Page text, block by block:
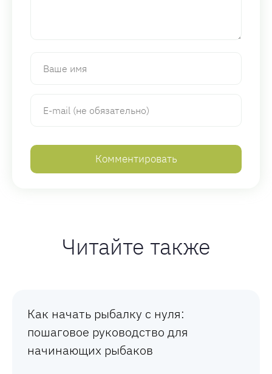
Читайте также
Как начать рыбалку с нуля:
пошаговое руководство для
начинающих рыбаков